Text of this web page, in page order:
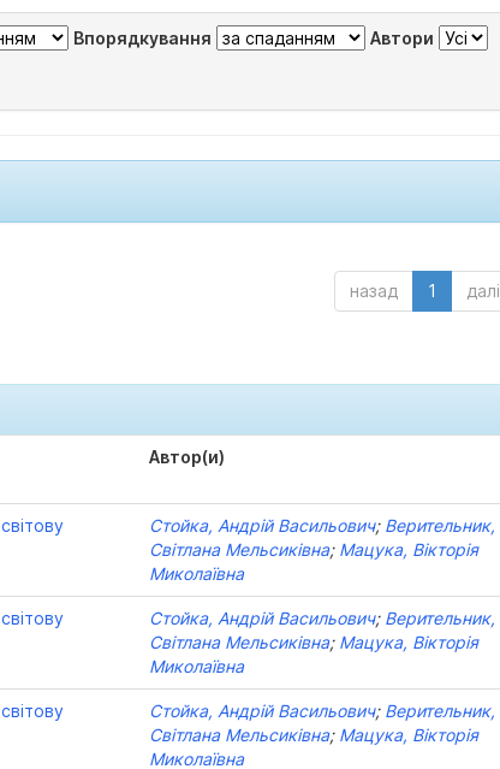
Впорядкування Автори
назад 1 далі
Автор(и)
Стойка, Андрій Васильович; Верительник,
Світлана Мельсиківна; Мацука, Вікторія
Миколаївна
Стойка, Андрій Васильович; Верительник,
Світлана Мельсиківна; Мацука, Вікторія
Миколаївна
Стойка, Андрій Васильович; Верительник,
Світлана Мельсиківна; Мацука, Вікторія
Миколаївна